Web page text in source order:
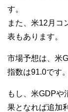
す。
また、米12月コ
表もあります。
市場予想は、米
指数は91.0です。
もし、米GDPや
果となれば追加